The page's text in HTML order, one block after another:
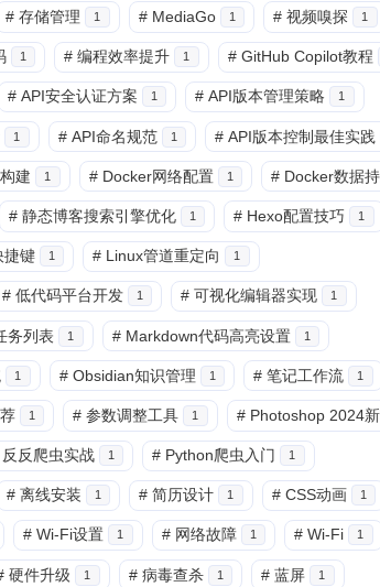
兴趣点
寻找你感兴趣的领域
3D建模 AI辅助 6 AR/VR5 PDF工具
低代码5 前端开发6 办公软件6 区块链
# 存储管理 1 # MediaGo 1 # 视频嗅探 1
1 # 编程效率提升 1 # GitHub Copilot教程
# API安全认证方案 1 # API版本管理策略 1
1 # API命名规范 1 # API版本控制最佳实践
建 1 # Docker网络配置 1 # Docker数据
# 静态博客搜索引擎优化 1 # Hexo配置技巧 1
捷键 1 # Linux管道重定向 1
# 低代码平台开发 1 # 可视化编辑器实现 1
务列表 1 # Markdown代码高亮设置 1
1 # Obsidian知识管理 1 # 笔记工作流 1
1 # 参数调整工具 1 # Photoshop 2024
反反爬虫实战 1 # Python爬虫入门 1
# 离线安装 1 # 简历设计 1 # CSS动画 1
# Wi-Fi设置 1 # 网络故障 1 # Wi-Fi 1
硬件升级 1 # 病毒查杀 1 # 蓝屏 1